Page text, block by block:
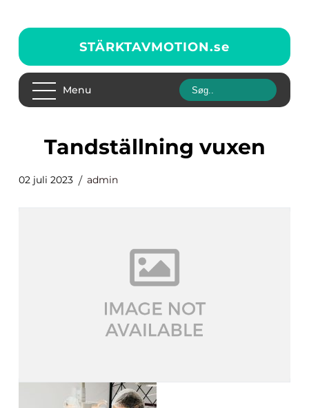
STÄRKTAVMOTION.se
Menu
tandställning vuxen
02 juli 2023 admin